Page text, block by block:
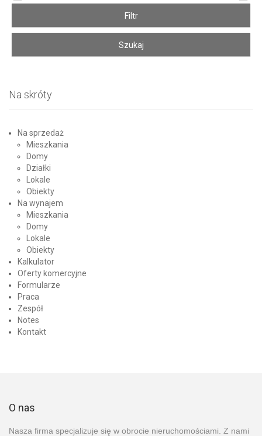
Na skróty
Na sprzedaż
Mieszkania
Domy
Działki
Lokale
Obiekty
Na wynajem
Mieszkania
Domy
Lokale
Obiekty
Kalkulator
Oferty komercyjne
Formularze
Praca
Zespół
Notes
Kontakt
O nas
Nasza firma specjalizuje się w obrocie nieruchomościami. Z nami